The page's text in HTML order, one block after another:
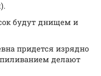
будут днищем и
придется изрядно
делают